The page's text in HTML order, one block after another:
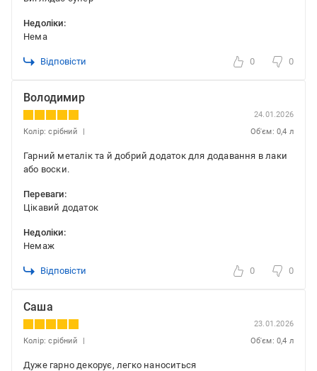
Недоліки:
Нема
Відповісти 0 0
Володимир
24.01.2026
Колір: срібний
Об'єм: 0,4 л
Гарний металік та й добрий додаток для додавання в лаки
або воски.
Переваги:
Цікавий додаток
Недоліки:
Немаж
Відповісти 0 0
Саша
23.01.2026
Колір: срібний
Об'єм: 0,4 л
Дуже гарно декорує, легко наноситься